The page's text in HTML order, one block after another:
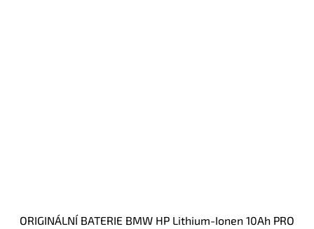
ORIGINÁLNÍ BATERIE BMW HP Lithium-Ionen 10Ah PRO